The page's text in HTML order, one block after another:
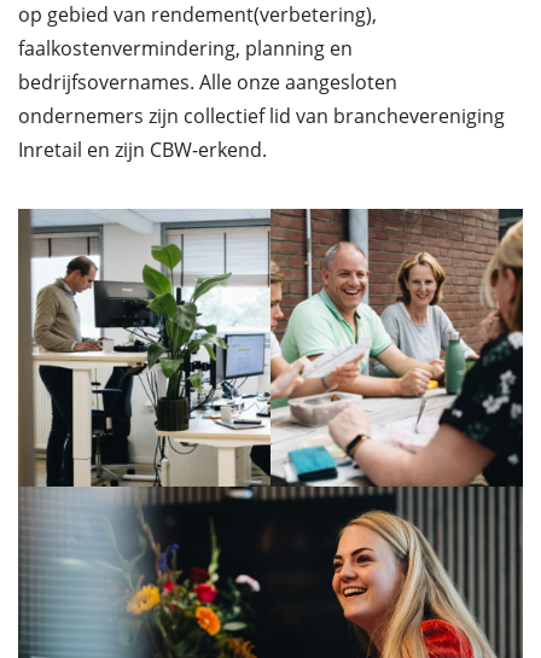
op gebied van rendement(verbetering),
faalkostenvermindering, planning en
bedrijfsovernames. Alle onze aangesloten
ondernemers zijn collectief lid van branchevereniging
Inretail en zijn CBW-erkend.